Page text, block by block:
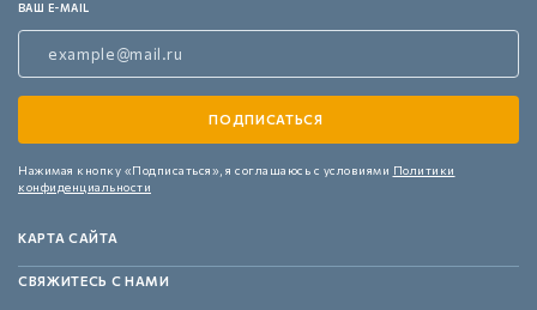
ВАШ E-MAIL
Нажимая кнопку «Подписаться», я соглашаюсь с условиями Политики
конфиденциальности
КАРТА САЙТА
СВЯЖИТЕСЬ С НАМИ